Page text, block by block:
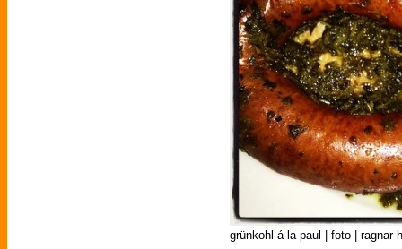
grünkohl á la paul | foto | ragnar